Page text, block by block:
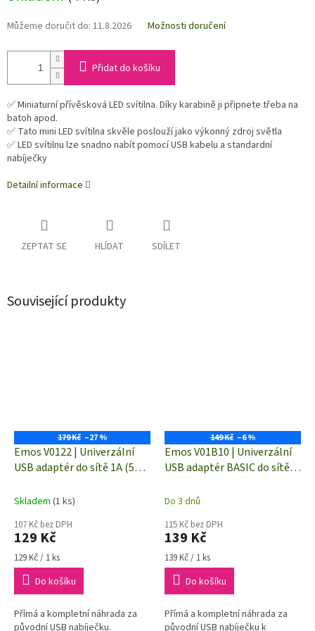
Můžeme doručit do: 11.8.2026 Možnosti doručení
Přidat do košíku
✅ Miniaturní přívěsková LED svítilna. Díky karabině ji připnete třeba na
batoh apod.
✅ Tato mini LED svítilna skvěle poslouží jako výkonný zdroj světla
✅ LED svítilnu lze snadno nabít pomocí USB kabelu a standardní
nabíječky
Detailní informace
ZEPTAT SE HLÍDAT SDÍLET
Související produkty
179 Kč –27 %
Emos V0122 | Univerzální
USB adaptér do sítě 1A (5W)
Skladem (1 ks)
107 Kč bez DPH
129 Kč
Měrná
cena:
129 Kč / 1 ks
Do košíku
Přímá a kompletní náhrada za
původní USB nabíječku.
149 Kč –6 %
Emos V01B10 | Univerzální
USB adaptér BASIC do sítě
Do 3 dnů
115 Kč bez DPH
139 Kč
Měrná
cena:
139 Kč / 1 ks
Do košíku
Přímá a kompletní náhrada za
původní USB nabíječku k